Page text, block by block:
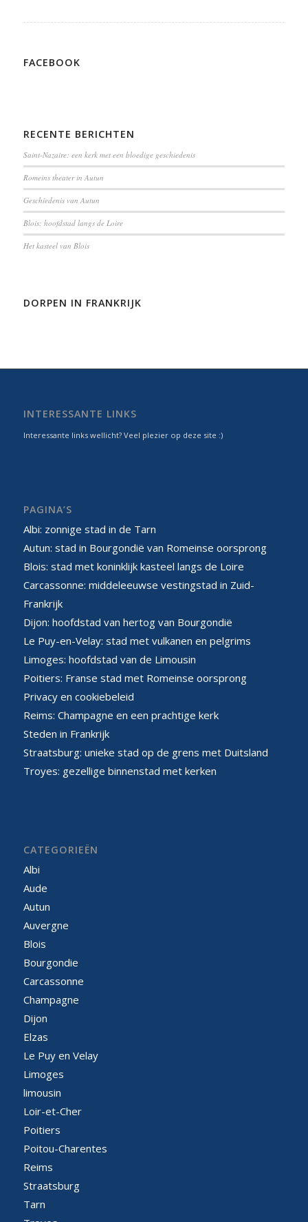
FACEBOOK
RECENTE BERICHTEN
Saint-Nazaire: een kerk met een bloedige geschiedenis
Romeins theater in Autun
Geschiedenis van Autun
Blois: hoofdstad langs de Loire
Het kasteel van Blois
DORPEN IN FRANKRIJK
INTERESSANTE LINKS
Interessante links wellicht? Veel plezier op deze site :)
PAGINA’S
Albi: zonnige stad in de Tarn
Autun: stad in Bourgondië van Romeinse oorsprong
Blois: stad met koninklijk kasteel langs de Loire
Carcassonne: middeleeuwse vestingstad in Zuid-
Frankrijk
Dijon: hoofdstad van hertog van Bourgondië
Le Puy-en-Velay: stad met vulkanen en pelgrims
Limoges: hoofdstad van de Limousin
Poitiers: Franse stad met Romeinse oorsprong
Privacy en cookiebeleid
Reims: Champagne en een prachtige kerk
Steden in Frankrijk
Straatsburg: unieke stad op de grens met Duitsland
Troyes: gezellige binnenstad met kerken
CATEGORIEËN
Albi
Aude
Autun
Auvergne
Blois
Bourgondie
Carcassonne
Champagne
Dijon
Elzas
Le Puy en Velay
Limoges
limousin
Loir-et-Cher
Poitiers
Poitou-Charentes
Reims
Straatsburg
Tarn